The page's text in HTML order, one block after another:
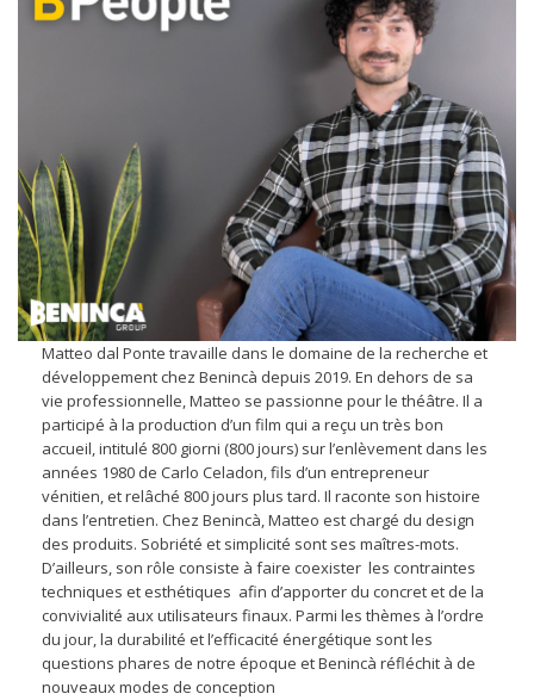
Matteo dal Ponte travaille dans le domaine de la recherche et
développement chez Benincà depuis 2019. En dehors de sa
vie professionnelle, Matteo se passionne pour le théâtre. Il a
participé à la production d’un film qui a reçu un très bon
accueil, intitulé 800 giorni (800 jours) sur l’enlèvement dans les
années 1980 de Carlo Celadon, fils d’un entrepreneur
vénitien, et relâché 800 jours plus tard. Il raconte son histoire
dans l’entretien. Chez Benincà, Matteo est chargé du design
des produits. Sobriété et simplicité sont ses maîtres-mots.
D’ailleurs, son rôle consiste à faire coexister les contraintes
techniques et esthétiques afin d’apporter du concret et de la
convivialité aux utilisateurs finaux. Parmi les thèmes à l’ordre
du jour, la durabilité et l’efficacité énergétique sont les
questions phares de notre époque et Benincà réfléchit à de
nouveaux modes de conception